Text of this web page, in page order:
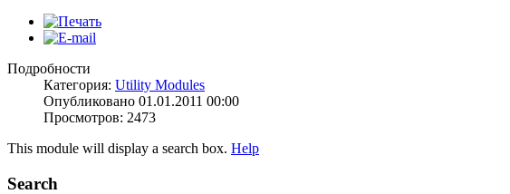
Подробности
Категория: Utility Modules
Опубликовано 01.01.2011 00:00
Просмотров: 2473
This module will display a search box. Help
Search